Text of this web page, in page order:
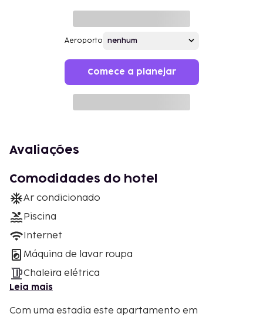
Aeroporto
Comece a planejar
Avaliações
Comodidades do hotel
Ar condicionado
Piscina
Internet
Máquina de lavar roupa
Chaleira elétrica
Leia mais
Com uma estadia este apartamento em